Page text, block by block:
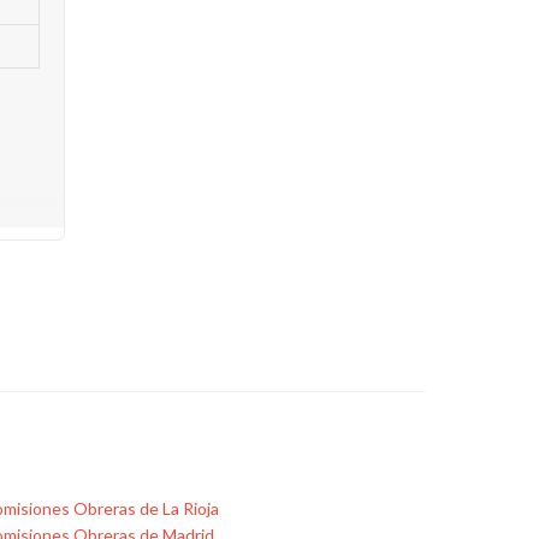
Obreras de La Rioja
Obreras de Madrid